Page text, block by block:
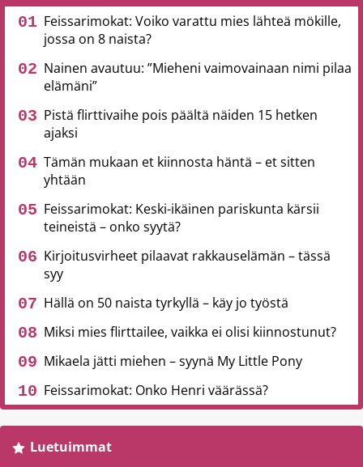
Feissarimokat: Voiko varattu mies lähteä mökille,
jossa on 8 naista?
Nainen avautuu: ”Mieheni vaimovainaan nimi pilaa
elämäni”
Pistä flirttivaihe pois päältä näiden 15 hetken
ajaksi
Tämän mukaan et kiinnosta häntä – et sitten
yhtään
Feissarimokat: Keski-ikäinen pariskunta kärsii
teineistä – onko syytä?
Kirjoitusvirheet pilaavat rakkauselämän – tässä
syy
Hällä on 50 naista tyrkyllä – käy jo työstä
Miksi mies flirttailee, vaikka ei olisi kiinnostunut?
Mikaela jätti miehen – syynä My Little Pony
Feissarimokat: Onko Henri väärässä?
Luetuimmat